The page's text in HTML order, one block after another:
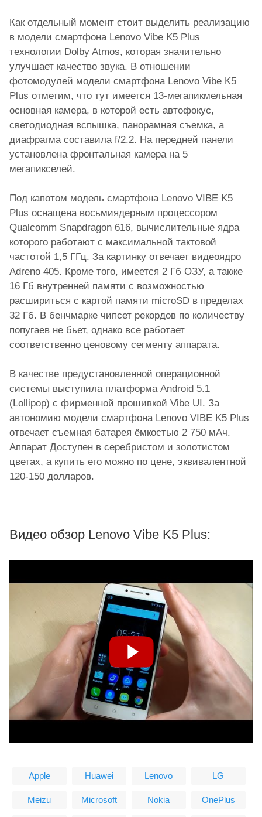
Как отдельный момент стоит выделить реализацию
в модели смартфона Lenovo Vibe K5 Plus
технологии Dolby Atmos, которая значительно
улучшает качество звука. В отношении
фотомодулей модели смартфона Lenovo Vibe K5
Plus отметим, что тут имеется 13-мегапикмельная
основная камера, в которой есть автофокус,
светодиодная вспышка, панорамная съемка, а
диафрагма составила f/2.2. На передней панели
установлена фронтальная камера на 5
мегапикселей.
Под капотом модель смартфона Lenovo VIBE K5
Plus оснащена восьмиядерным процессором
Qualcomm Snapdragon 616, вычислительные ядра
которого работают с максимальной тактовой
частотой 1,5 ГГц. За картинку отвечает видеоядро
Adreno 405. Кроме того, имеется 2 Гб ОЗУ, а также
16 Гб внутренней памяти с возможностью
расшириться с картой памяти microSD в пределах
32 Гб. В бенчмарке чипсет рекордов по количеству
попугаев не бьет, однако все работает
соответственно ценовому сегменту аппарата.
В качестве предустановленной операционной
системы выступила платформа Android 5.1
(Lollipop) с фирменной прошивкой Vibe UI. За
автономию модели смартфона Lenovo VIBE K5 Plus
отвечает съемная батарея ёмкостью 2 750 мАч.
Аппарат Доступен в серебристом и золотистом
цветах, а купить его можно по цене, эквивалентной
120-150 долларов.
Видео обзор Lenovo Vibe K5 Plus:
Apple Huawei Lenovo LG
Meizu Microsoft Nokia OnePlus